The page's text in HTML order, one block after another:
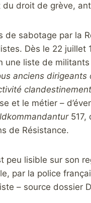
droit de grève,
sabotage par la
Dès le 22
une liste de
anciens dirigeants
et le métier –
517,
de Résistance.
peu lisible sur son
par la police
– source dossier